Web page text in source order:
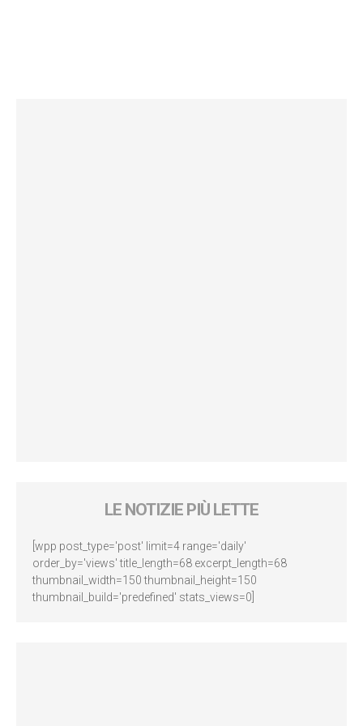
LE NOTIZIE PIÙ LETTE
[wpp post_type='post' limit=4 range='daily'
order_by='views' title_length=68 excerpt_length=68
thumbnail_width=150 thumbnail_height=150
thumbnail_build='predefined' stats_views=0]